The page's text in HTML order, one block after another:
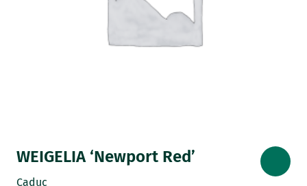
WEIGELIA ‘Newport Red’
Caduc